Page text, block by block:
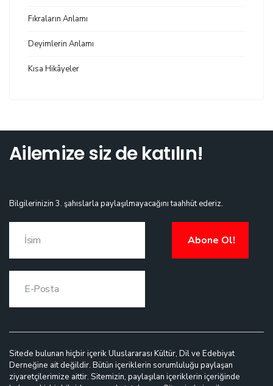
Fıkraların Anlamı
Deyimlerin Anlamı
Kısa Hikâyeler
Ailemize siz de katılın!
Bilgilerinizin 3. şahıslarla paylaşılmayacağını taahhüt ederiz.
Abone Ol!
Sitede bulunan hiçbir içerik Uluslararası Kültür, Dil ve Edebiyat
Derneğine ait değildir. Bütün içeriklerin sorumluluğu paylaşan
ziyaretçilerimize aittir. Sitemizin, paylaşılan içeriklerin içeriğinde